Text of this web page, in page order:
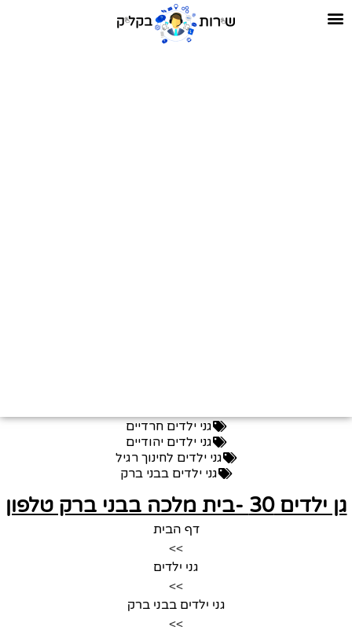
גני ילדים חרדיים
גני ילדים יהודיים
גני ילדים לחינוך רגיל
גני ילדים בבני ברק
ילדים 30 -בית מלכה בבני ברק טלפון
דף הבית
>>
גני ילדים
>>
גני ילדים בבני ברק
>>